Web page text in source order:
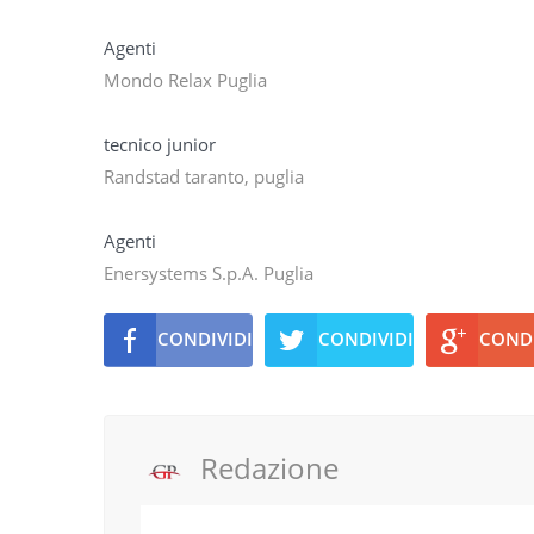
Agenti
Mondo Relax Puglia
tecnico junior
Randstad taranto, puglia
Agenti
Enersystems S.p.A. Puglia
CONDIVIDI CONDIVIDI
Redazione